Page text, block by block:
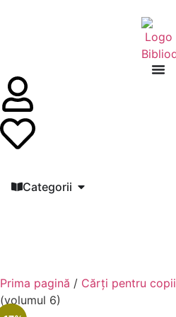
Categorii
Prima pagină / Cărți pentru copii
(volumul 6)